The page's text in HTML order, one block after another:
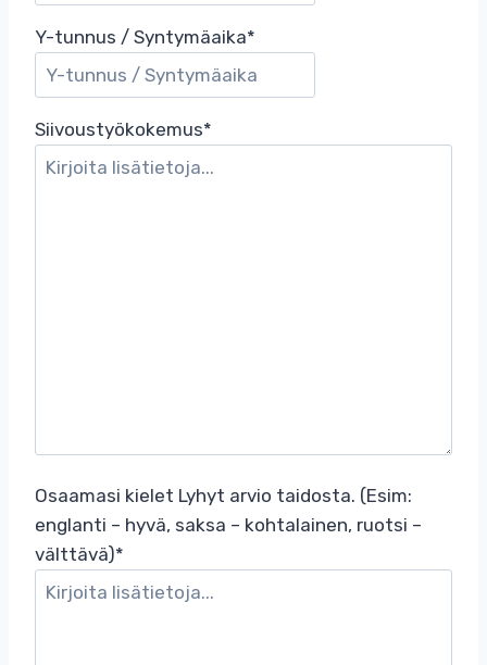
Y-tunnus / Syntymäaika*
Siivoustyökokemus*
Osaamasi kielet Lyhyt arvio taidosta. (Esim:
englanti – hyvä, saksa – kohtalainen, ruotsi –
välttävä)*